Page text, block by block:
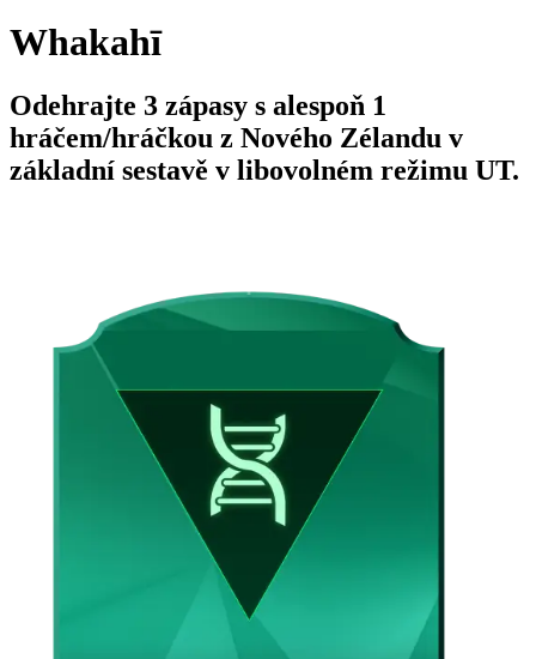
Whakahī
Odehrajte 3 zápasy s alespoň 1
hráčem/hráčkou z Nového Zélandu v
základní sestavě v libovolném režimu UT.